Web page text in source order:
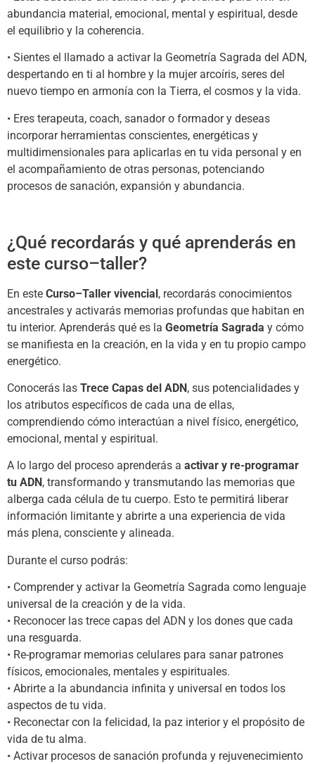
abundancia material, emocional, mental y espiritual, desde
el equilibrio y la coherencia.
• Sientes el llamado a activar la Geometría Sagrada del ADN,
despertando en ti al hombre y la mujer arcoíris, seres del
nuevo tiempo en armonía con la Tierra, el cosmos y la vida.
• Eres terapeuta, coach, sanador o formador y deseas
incorporar herramientas conscientes, energéticas y
multidimensionales para aplicarlas en tu vida personal y en
el acompañamiento de otras personas, potenciando
procesos de sanación, expansión y abundancia.
¿Qué recordarás y qué aprenderás en
este curso–taller?
En este Curso–Taller vivencial, recordarás conocimientos
ancestrales y activarás memorias profundas que habitan en
tu interior. Aprenderás qué es la Geometría Sagrada y cómo
se manifiesta en la creación, en la vida y en tu propio campo
energético.
Conocerás las Trece Capas del ADN, sus potencialidades y
los atributos específicos de cada una de ellas,
comprendiendo cómo interactúan a nivel físico, energético,
emocional, mental y espiritual.
A lo largo del proceso aprenderás a activar y re-programar
tu ADN , transformando y transmutando las memorias que
alberga cada célula de tu cuerpo. Esto te permitirá liberar
información limitante y abrirte a una experiencia de vida
más plena, consciente y alineada.
Durante el curso podrás:
• Comprender y activar la Geometría Sagrada como lenguaje
universal de la creación y de la vida.
• Reconocer las trece capas del ADN y los dones que cada
una resguarda.
• Re-programar memorias celulares para sanar patrones
físicos, emocionales, mentales y espirituales.
• Abrirte a la abundancia infinita y universal en todos los
aspectos de tu vida.
• Reconectar con la felicidad, la paz interior y el propósito de
vida de tu alma.
• Activar procesos de sanación profunda y rejuvenecimiento